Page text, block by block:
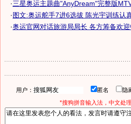
·三星奥运主题曲"AnyDream"完整版
·图文:奥运舵手7进6选拔 陈光宇训练认
·奥运官网对话旅游局局长 各方筹备欢迎
用户： 匿名 隐
*搜狗拼音输入法，中文处